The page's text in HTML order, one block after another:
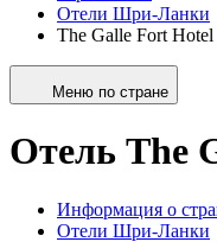
Отели Шри-Ланки
The Galle Fort Hotel
Меню по стране
Отель The
Информация о
Отели Шри-Ланки